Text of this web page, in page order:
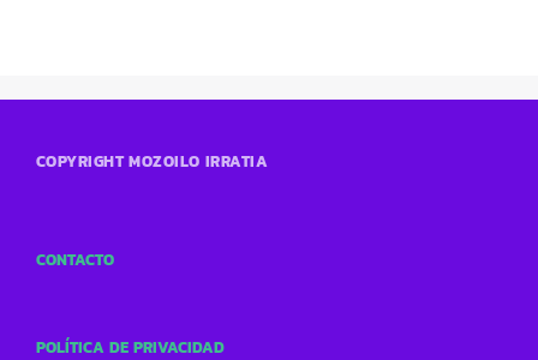
COPYRIGHT MOZOILO IRRATIA
CONTACTO
POLÍTICA DE PRIVACIDAD